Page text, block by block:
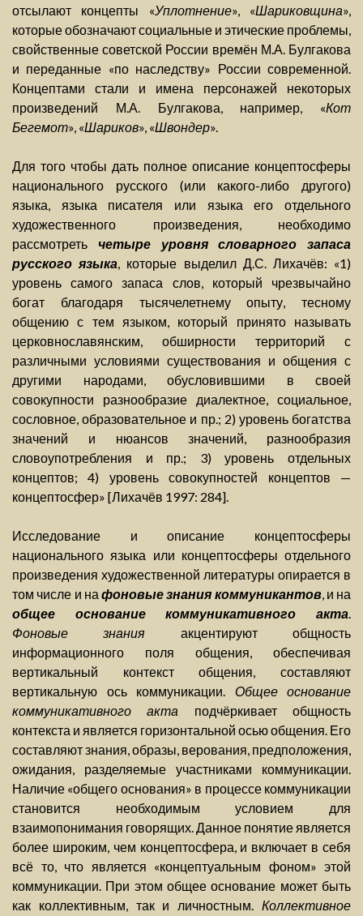
отсылают концепты «Уплотнение», «Шариковщина»,
которые обозначают социальные и этические проблемы,
свойственные советской России времён М.А. Булгакова
и переданные «по наследству» России современной.
Концептами стали и имена персонажей некоторых
произведений М.А. Булгакова, например, «Кот
Бегемот», «Шариков», «Швондер».
Для того чтобы дать полное описание концептосферы
национального русского (или какого-либо другого)
языка, языка писателя или языка его отдельного
художественного произведения, необходимо
рассмотреть четыре уровня словарного запаса
русского языка, которые выделил Д.С. Лихачёв: «1)
уровень самого запаса слов, который чрезвычайно
богат благодаря тысячелетнему опыту, тесному
общению с тем языком, который принято называть
церковнославянским, обширности территорий с
различными условиями существования и общения с
другими народами, обусловившими в своей
совокупности разнообразие диалектное, социальное,
сословное, образовательное и пр.; 2) уровень богатства
значений и нюансов значений, разнообразия
словоупотребления и пр.; 3) уровень отдельных
концептов; 4) уровень совокупностей концептов —
концептосфер» [Лихачёв 1997: 284].
Исследование и описание концептосферы
национального языка или концептосферы отдельного
произведения художественной литературы опирается в
том числе и на фоновые знания коммуникантов, и на
общее основание коммуникативного акта.
Фоновые знания акцентируют общность
информационного поля общения, обеспечивая
вертикальный контекст общения, составляют
вертикальную ось коммуникации. Общее основание
коммуникативного акта подчёркивает общность
контекста и является горизонтальной осью общения. Его
составляют знания, образы, верования, предположения,
ожидания, разделяемые участниками коммуникации.
Наличие «общего основания» в процессе коммуникации
становится необходимым условием для
взаимопонимания говорящих. Данное понятие является
более широким, чем концептосфера, и включает в себя
всё то, что является «концептуальным фоном» этой
коммуникации. При этом общее основание может быть
как коллективным, так и личностным. Коллективное